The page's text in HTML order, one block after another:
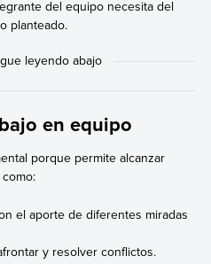
del equipo necesita del
planteado.
en equipo
porque permite alcanzar
el aporte de diferentes miradas
y resolver conflictos.